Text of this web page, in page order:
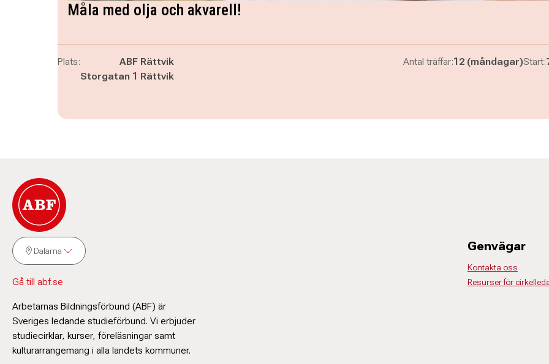
Måla med olja och akvarell!
Plats:
ABF Rättvik
Storgatan 1 Rättvik
Antal träffar:12 (måndagar)Start:
Dalarna
Gå till abf.se
Arbetarnas Bildningsförbund (ABF) är
Sveriges ledande studieförbund. Vi erbjuder
studiecirklar, kurser, föreläsningar samt
kulturarrangemang i alla landets kommuner.
Genvägar
Kontakta oss
Resurser för